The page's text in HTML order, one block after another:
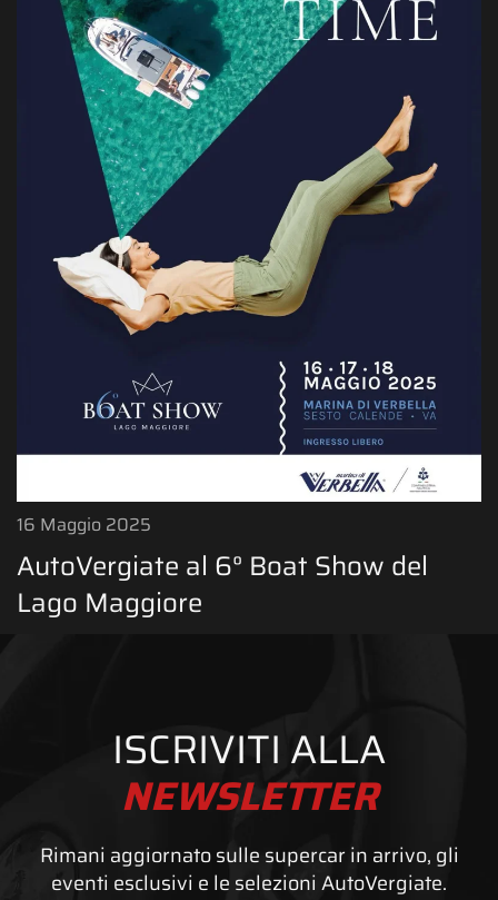
16 Maggio 2025
AutoVergiate al 6° Boat Show del
Lago Maggiore
ISCRIVITI ALLA
NEWSLETTER
Rimani aggiornato sulle supercar in arrivo, gli
eventi esclusivi e le selezioni AutoVergiate.